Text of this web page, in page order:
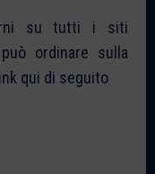
su tutti i siti
ordinare sulla
qui di seguito